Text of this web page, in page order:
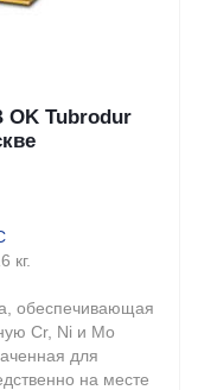
OK Tubrodur
кг.
обеспечивающая
Cr, Ni и Mo
для
на месте